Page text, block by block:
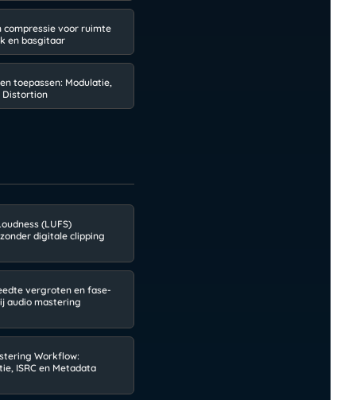
compressie voor ruimte
en basgitaar
toepassen: Modulatie,
Distortion
(LUFS)
digitale clipping
vergroten en fase-
audio mastering
Workflow:
ISRC en Metadata